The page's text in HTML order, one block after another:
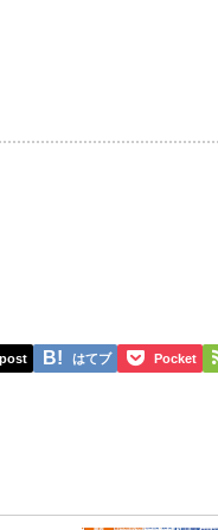
はてブ Pocket